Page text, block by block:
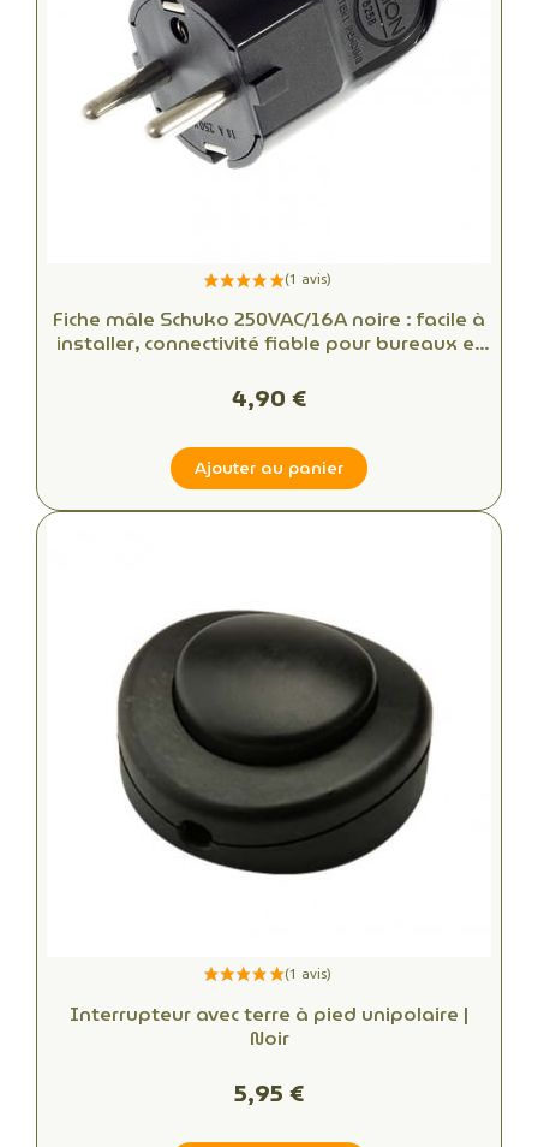
Fiche mâle Schuko 250VAC/16A noire : facile à
installer, connectivité fiable pour bureaux et
4,90 €
Ajouter au panier
Interrupteur avec terre à pied unipolaire |
Noir
5,95 €